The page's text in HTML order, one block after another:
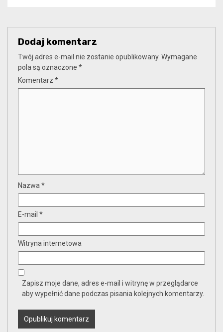
Dodaj komentarz
Twój adres e-mail nie zostanie opublikowany. Wymagane
pola są oznaczone *
Komentarz *
Nazwa *
E-mail *
Witryna internetowa
Zapisz moje dane, adres e-mail i witrynę w przeglądarce
aby wypełnić dane podczas pisania kolejnych komentarzy.